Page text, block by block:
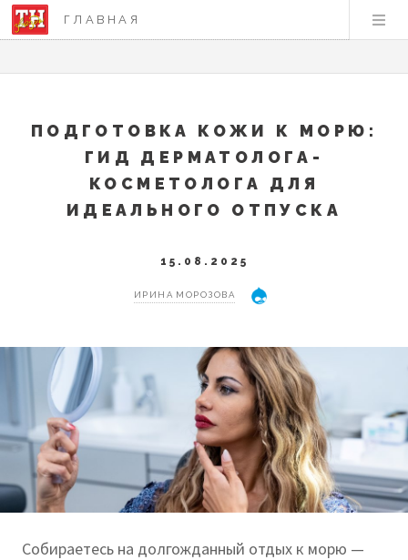
ГЛАВНАЯ
ПОДГОТОВКА КОЖИ К МОРЮ:
ГИД ДЕРМАТОЛОГА-
КОСМЕТОЛОГА ДЛЯ
ИДЕАЛЬНОГО ОТПУСКА
15.08.2025
ИРИНА МОРОЗОВА
Собираетесь на долгожданный отдых к морю —